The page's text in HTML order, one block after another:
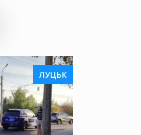
ЛУЦЬК